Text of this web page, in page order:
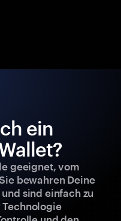
ein
geeignet, vom
bewahren Deine
sind einfach zu